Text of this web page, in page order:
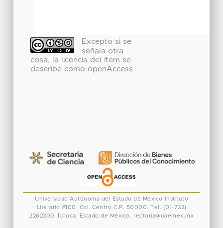
Excepto si se
señala otra
cosa, la licencia del ítem se
describe como openAccess
Universidad Autónoma del Estado de México
Instituto
Literario #100. Col. Centro C.P. 50000. Tel. (01-722)
2262300 Toluca, Estado de México. rectoria@uaemex.mx